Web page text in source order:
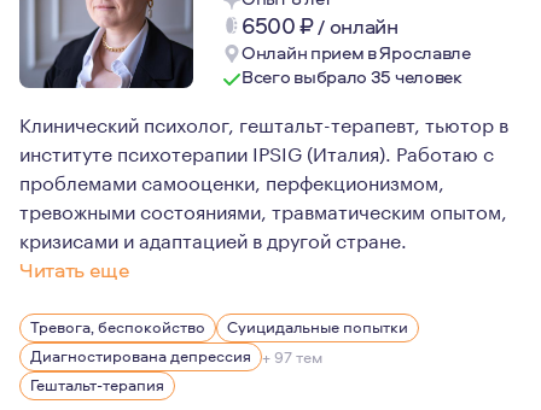
6500₽/ онлайн
Онлайн прием в Ярославле
Всего выбрало 35 человек
Клинический психолог, гештальт-терапевт, тьютор в
институте психотерапии IPSIG (Италия). Работаю с
проблемами самооценки, перфекционизмом,
тревожными состояниями, травматическим опытом,
кризисами и адаптацией в другой стране.
Читать еще
Я считаю, что прохождение личной терапии не
Живу в Милане, работаю онлайн
Тревога, беспокойство
Суицидальные попытки
Диагностирована депрессия + 97 тем
Гештальт-терапия